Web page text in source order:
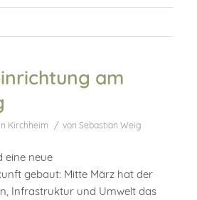
am
Kirchheim / von Sebastian Weig
eine neue
gebaut: Mitte März hat der
Infrastruktur und Umwelt das